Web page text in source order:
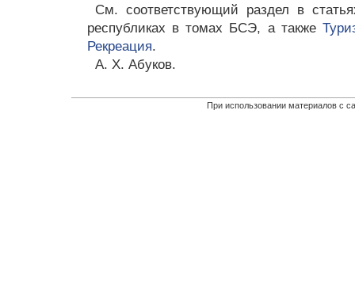
См. соответствующий раздел в
республиках в томах БСЭ, а также
Рекреация.
А. Х. Абуков.
При использовании материалов с